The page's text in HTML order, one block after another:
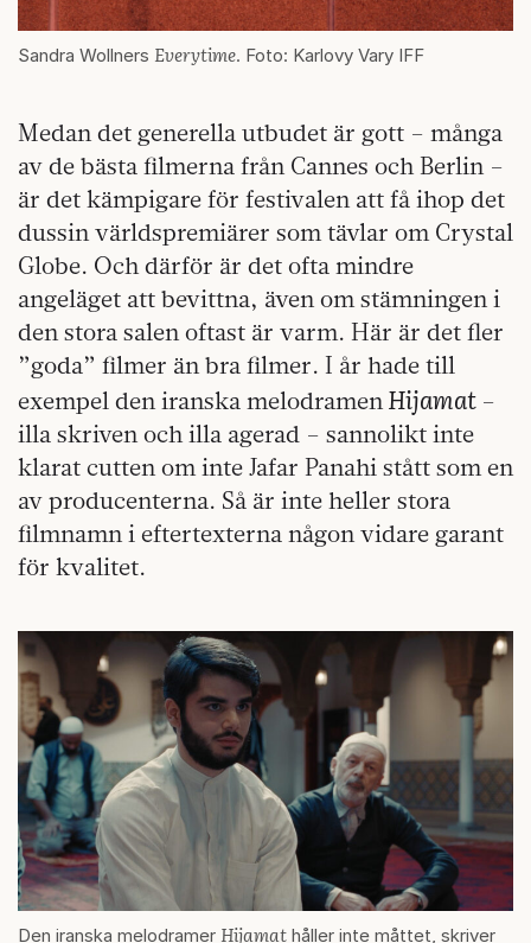
Sandra Wollners Everytime. Foto: Karlovy Vary IFF
Medan det generella utbudet är gott – många
av de bästa filmerna från Cannes och Berlin –
är det kämpigare för festivalen att få ihop det
dussin världspremiärer som tävlar om Crystal
Globe. Och därför är det ofta mindre
angeläget att bevittna, även om stämningen i
den stora salen oftast är varm. Här är det fler
”goda” filmer än bra filmer. I år hade till
exempel den iranska melodramenHijamat –
illa skriven och illa agerad – sannolikt inte
klarat cutten om inte Jafar Panahi stått som en
av producenterna. Så är inte heller stora
filmnamn i eftertexterna någon vidare garant
för kvalitet.
Den iranska melodramer Hijamat håller inte måttet, skriver